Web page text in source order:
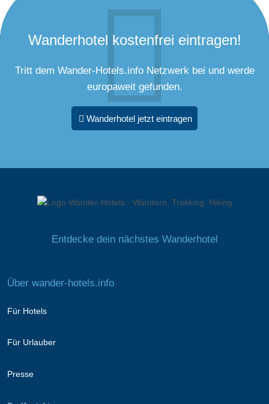
Wanderhotel kostenfrei eintragen!
Tritt dem Wander-Hotels.info Netzwerk bei und werde
europaweit gefunden.
Wanderhotel jetzt eintragen
Entdecke dein nächstes Wanderhotel
Über wander-hotels.info
Für Hotels
Für Urlauber
Presse